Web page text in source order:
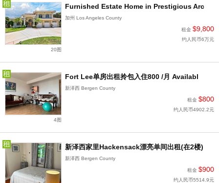
20图
Furnished Estate Home in Prestigious Arc
加州 Los Angeles County
租金 $9,800
约人民币6万元
4图
Fort Lee单房出租拎包入住800 /月 Availabl
新泽西 Bergen County
租金 $800
约人民币4902.2元
新泽西家里Hackensack漂亮单间出租(在2楼)
新泽西 Bergen County
租金 $900
约人民币5514.9元